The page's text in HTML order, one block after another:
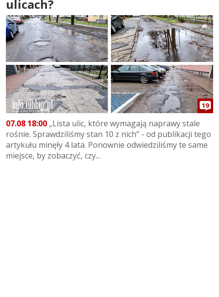
ulicach?
19
07.08 18:00 „Lista ulic, które wymagają naprawy stale
rośnie. Sprawdziliśmy stan 10 z nich” - od publikacji tego
artykułu minęły 4 lata. Ponownie odwiedziliśmy te same
miejsce, by zobaczyć, czy...